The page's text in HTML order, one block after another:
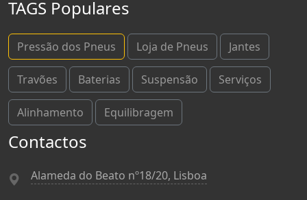
TAGS Populares
Pressão dos Pneus Loja de Pneus Jantes
Travões Baterias Suspensão Serviços
Alinhamento Equilibragem
Contactos
Alameda do Beato nº18/20, Lisboa